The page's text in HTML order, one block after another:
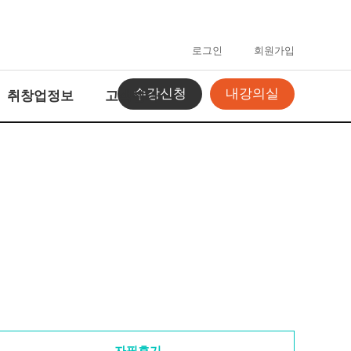
로그인 회원가입
취창업정보 고객센터수강신청 내강의실